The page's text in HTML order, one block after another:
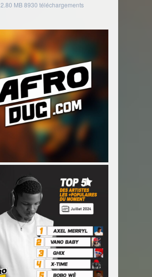
2.80 MB8930 téléchargements